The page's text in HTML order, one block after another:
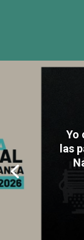
Yo
las